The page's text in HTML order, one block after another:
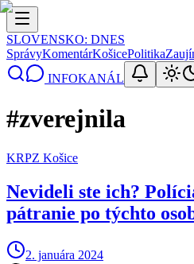
SLOVENSKO: DNES
SprávyKomentárKošicePolitika
INFOKANÁL
#zverejnila
KRPZ Košice
Nevideli ste ich?
pátranie po týchto
2. januára 2024